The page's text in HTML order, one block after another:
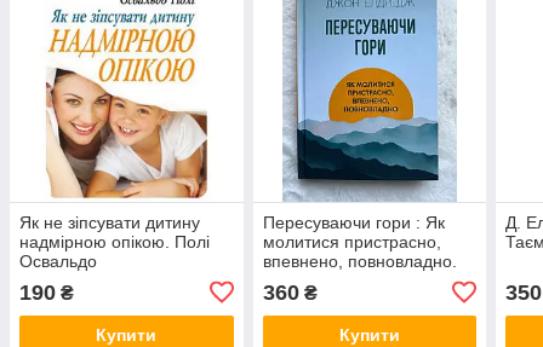
Як не зіпсувати дитину
надмірною опікою. Полі
Освальдо
190 ₴
Купити
Пересуваючи гори : Як
молитися пристрасно,
впевнено, повновладно.
360₴
Купити
Д.
350